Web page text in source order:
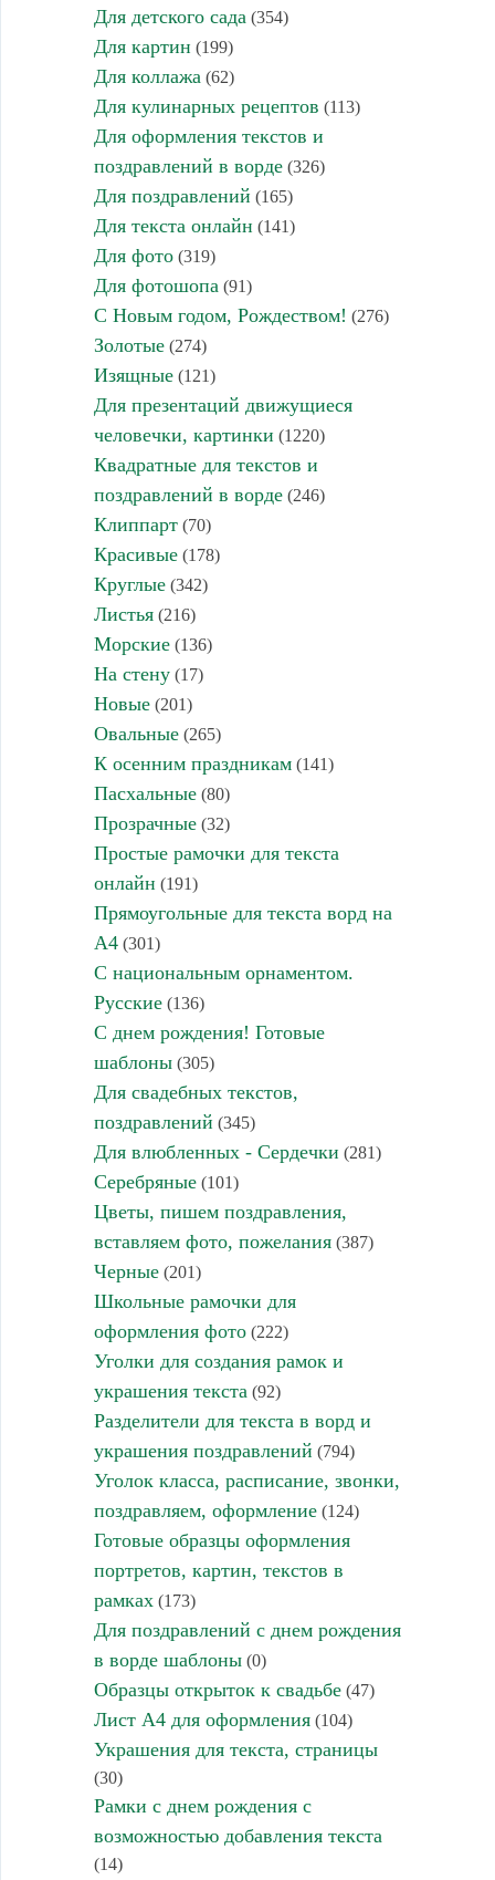
Для детского сада(354)
Для картин (199)
Для коллажа(62)
Для кулинарных рецептов (113)
Для оформления текстов и
поздравлений в ворде(326)
Для поздравлений (165)
Для текста онлайн (141)
Для фото(319)
Для фотошопа(91)
С Новым годом, Рождеством! (276)
Золотые(274)
Изящные(121)
Для презентаций движущиеся
человечки, картинки (1220)
Квадратные для текстов и
поздравлений в ворде(246)
Клиппарт(70)
Красивые(178)
Круглые(342)
Листья(216)
Морские(136)
На стену(17)
Новые(201)
Овальные(265)
К осенним праздникам(141)
Пасхальные(80)
Прозрачные(32)
Простые рамочки для текста
онлайн (191)
Прямоугольные для текста ворд на
А4(301)
С национальным орнаментом.
Русские(136)
С днем рождения! Готовые
шаблоны(305)
Для свадебных текстов,
поздравлений (345)
Для влюбленных - Сердечки (281)
Серебряные(101)
Цветы, пишем поздравления,
вставляем фото, пожелания(387)
Черные(201)
Школьные рамочки для
оформления фото(222)
Уголки для создания рамок и
украшения текста(92)
Разделители для текста в ворд и
украшения поздравлений (794)
Уголок класса, расписание, звонки,
поздравляем, оформление(124)
Готовые образцы оформления
портретов, картин, текстов в
рамках(173)
Для поздравлений с днем рождения
в ворде шаблоны(0)
Образцы открыток к свадьбе(47)
Лист А4 для оформления(104)
Украшения для текста, страницы
(30)
Рамки с днем рождения с
возможностью добавления текста
(14)